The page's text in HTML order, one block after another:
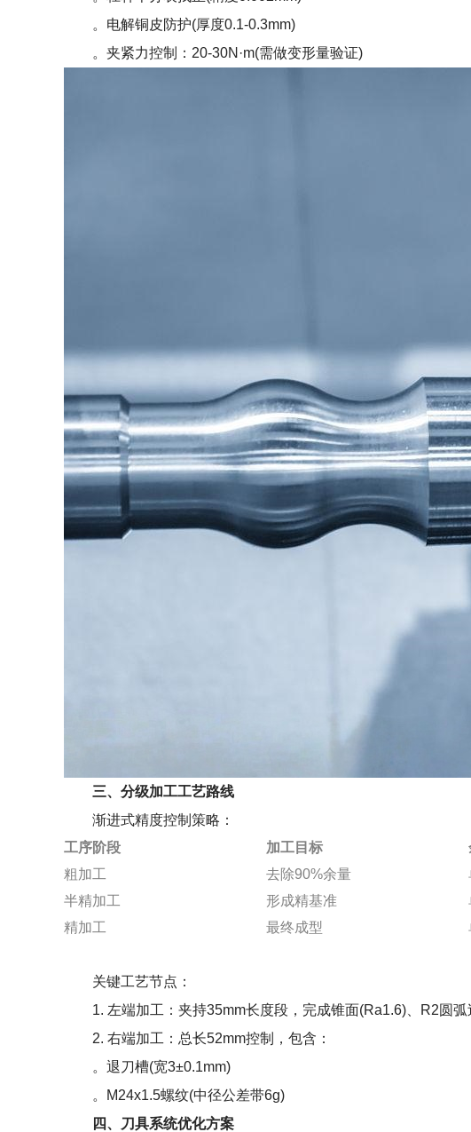
。 电解铜皮防护(厚度0.1-0.3mm)
。夹紧力控制：20-30N·m(需做变形量验证)
三、分级加工工艺路线
渐进式精度控制策略：
工序阶段
加工目标
粗加工
去除90%余量
半精加工
形成精基准
精加工
最终成型
关键工艺节点：
1. 左端加工：夹持35mm长度段，完成锥面(Ra1.6)、R2圆弧
2. 右端加工：总长52mm控制，包含：
。退刀槽(宽3±0.1mm)
。M24x1.5螺纹(中径公差带6g)
四、刀具系统优化方案